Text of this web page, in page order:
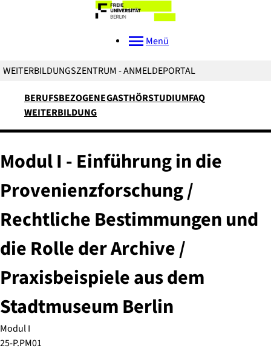
Menü
WEITERBILDUNGSZENTRUM - ANMELDEPORTAL
BERUFSBEZOGENE
WEITERBILDUNG
GASTHÖRSTUDIUMFAQ
Modul I - Einführung in die
Provenienzforschung /
Rechtliche Bestimmungen und
die Rolle der Archive /
Praxisbeispiele aus dem
Stadtmuseum Berlin
Modul I
25-P.PM01